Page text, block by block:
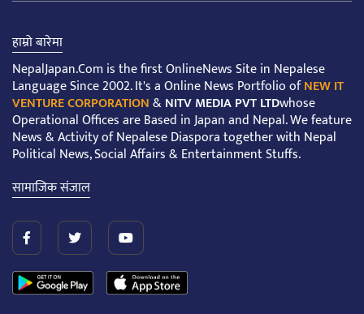
हाम्रो बारेमा
NepalJapan.Com is the first OnlineNews Site in Nepalese
Language Since 2002. It's a Online News Portfolio ofNEW IT
VENTURE CORPORATION&NITV MEDIA PVT LTDwhose
Operational Offices are Based in Japan and Nepal. We feature
News & Activity of Nepalese Diaspora together with Nepal
Political News, Social Affairs & Entertainment Stuffs.
सामाजिक संजाल